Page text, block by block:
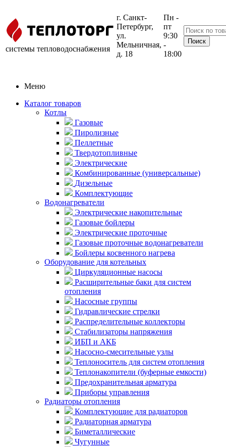
системы тепловодоснабжения
г. Санкт-
Петербург,
ул.
Мельничная,
д. 18
Пн -
пт
9:30
-
18:00
Меню
Каталог товаров
Котлы
Газовые
Пиролизные
Пеллетные
Твердотопливные
Электрические
Комбинированные (универсальные)
Дизельные
Комплектующие
Водонагреватели
Электрические накопительные
Газовые бойлеры
Электрические проточные
Газовые проточные водонагреватели
Бойлеры косвенного нагрева
Оборудование для котельных
Циркуляционные насосы
Расширительные баки для систем
отопления
Насосные группы
Гидравлические стрелки
Распределительные коллекторы
Стабилизаторы напряжения
ИБП и АКБ
Насосно-смесительные узлы
Теплоноситель для систем отопления
Теплонакопители (буферные емкости)
Предохранительная арматура
Приборы управления
Радиаторы отопления
Комплектующие для радиаторов
Радиаторная арматура
Биметаллические
Чугунные